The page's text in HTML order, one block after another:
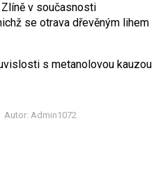
Zlíně v současnosti
se otrava dřevěným lihem
s metanolovou kauzou
Autor: Admin1072